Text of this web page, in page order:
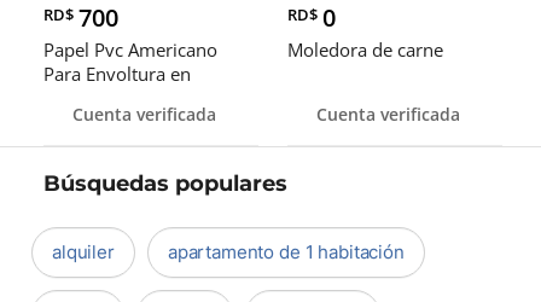
RD$ 700
Papel Pvc Americano
Para Envoltura en
pulgadas
Cuenta verificada
RD$ 0
Moledora de carne
Cuenta verificada
Búsquedas populares
alquiler apartamento de 1 habitación